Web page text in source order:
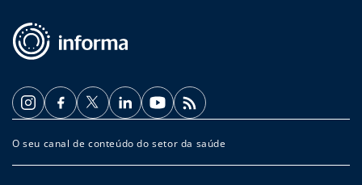
O seu canal de conteúdo do setor da saúde